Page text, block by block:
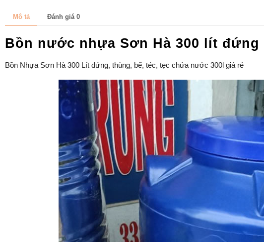
Mô tả Đánh giá 0
Bồn nước nhựa Sơn Hà 300 lít đứng
Bồn Nhựa Sơn Hà 300 Lít đứng, thùng, bể, téc, tẹc chứa nước 300l giá rẻ